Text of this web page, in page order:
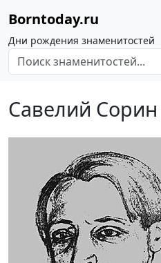
Borntoday.ru
Дни рождения знаменитостей
Савелий Сорин